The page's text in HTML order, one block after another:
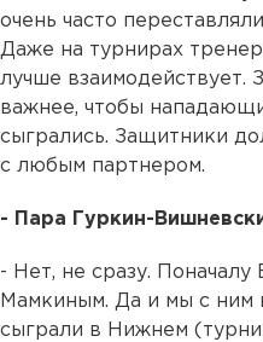
очень часто
Даже на турнирах
лучше взаимодействует.
важнее, чтобы
сыгрались. Защитники
с любым партнером.
- Пара Гуркин-
- Нет, не сразу.
Мамкиным. Да и мы с ним
сыграли в Нижнем